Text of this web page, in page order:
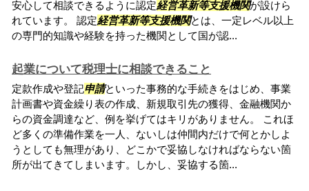
安心して相談できるように認定経営革新等支援機関が設けら
れています。 認定経営革新等支援機関とは、一定レベル以上
の専門的知識や経験を持った機関として国が認...
起業について税理士に相談できること
定款作成や登記申請といった事務的な手続きをはじめ、事業
計画書や資金繰り表の作成、新規取引先の獲得、金融機関か
らの資金調達など、例を挙げてはキリがありません。 これほ
ど多くの準備作業を一人、ないしは仲間内だけで何とかしよ
うとしても無理があり、どこかで妥協しなければならない箇
所が出てきてしまいます。しかし、妥協する箇...